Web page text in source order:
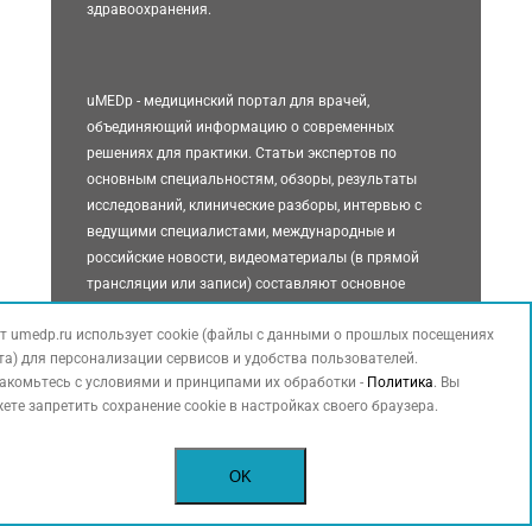
здравоохранения.
uMEDp - медицинский портал для врачей,
объединяющий информацию о современных
решениях для практики. Статьи экспертов по
основным специальностям, обзоры, результаты
исследований, клинические разборы, интервью с
ведущими специалистами, международные и
российские новости, видеоматериалы (в прямой
трансляции или записи) составляют основное
Условия использования
umedp.ru использует cookie (файлы с данными о прошлых посещениях
для персонализации сервисов и удобства пользователей.
с условиями и принципами их обработки - Политика. Вы
запретить сохранение cookie в настройках своего браузера.
OK